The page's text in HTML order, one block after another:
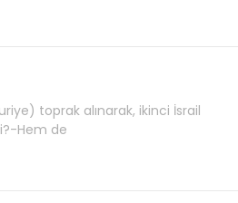
toprak alınarak, ikinci İsrail
Hem de